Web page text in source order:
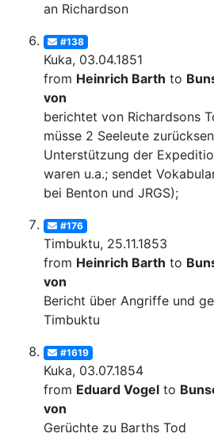
an Richardson
#138
Kuka, 03.04.1851
from Heinrich Barth to
von
berichtet von Richardsons
müsse 2 Seeleute
Unterstützung der
waren u.a.; sendet
bei Benton und JRGS);
#176
Timbuktu, 25.11.1853
from Heinrich Barth to
von
Bericht über Angriffe und
Timbuktu
#1619
Kuka, 03.07.1854
from Eduard Vogel to
von
Gerüchte zu Barths Tod